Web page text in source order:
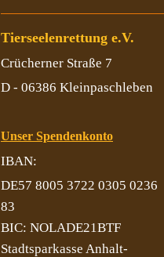
Tierseelenrettung e.V.
Crücherner Straße 7
D - 06386 Kleinpaschleben
Unser Spendenkonto
IBAN:
DE57 8005 3722 0305 0236
83
BIC: NOLADE21BTF
Stadtsparkasse Anhalt-